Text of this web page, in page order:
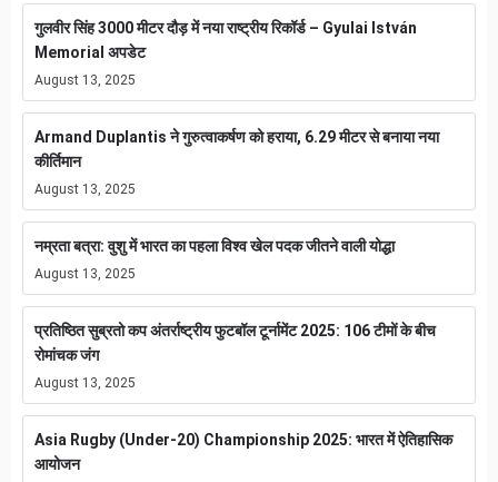
गुलवीर सिंह 3000 मीटर दौड़ में नया राष्ट्रीय रिकॉर्ड – Gyulai István
Memorial अपडेट
August 13, 2025
Armand Duplantis ने गुरुत्वाकर्षण को हराया, 6.29 मीटर से बनाया नया
कीर्तिमान
August 13, 2025
नम्रता बत्रा: वुशु में भारत का पहला विश्व खेल पदक जीतने वाली योद्धा
August 13, 2025
प्रतिष्ठित सुब्रतो कप अंतर्राष्ट्रीय फुटबॉल टूर्नामेंट 2025: 106 टीमों के बीच
रोमांचक जंग
August 13, 2025
Asia Rugby (Under-20) Championship 2025: भारत में ऐतिहासिक
आयोजन